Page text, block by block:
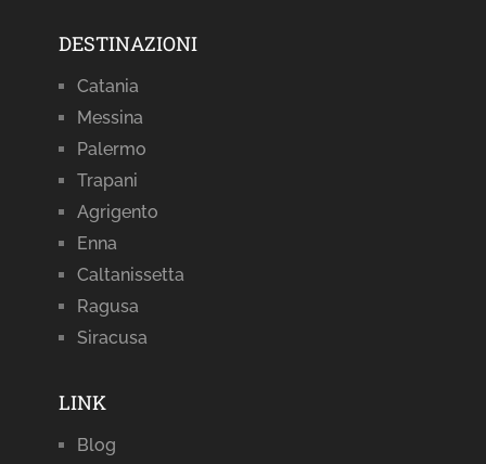
DESTINAZIONI
Catania
Messina
Palermo
Trapani
Agrigento
Enna
Caltanissetta
Ragusa
Siracusa
LINK
Blog